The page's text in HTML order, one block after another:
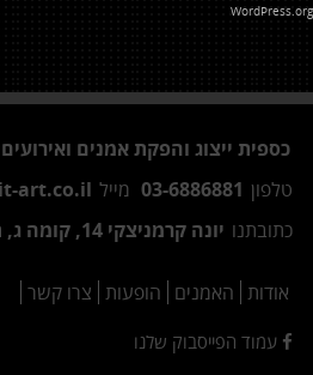
WordPress.org
כספית ייצוג והפקת אמנים
טלפון 03-6886881 מייל art.co.il
כתובתנו יונה קרמניצקי 14, קומה ג, תל אביב.
אודות האמנים הופעות צרו קשר
עמוד הפייסבוק שלנו